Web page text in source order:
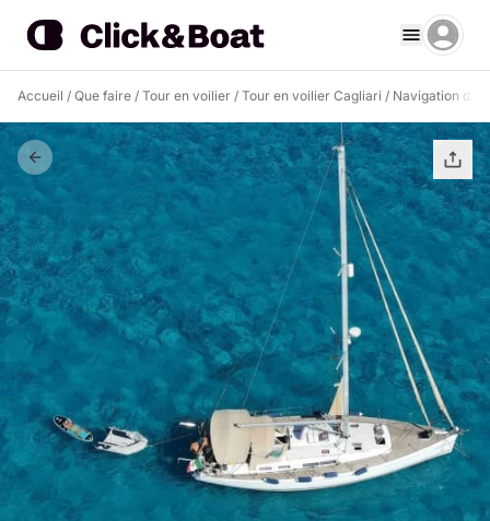
Accueil / Que faire / Tour en voilier / Tour en voilier Cagliari / Navigation